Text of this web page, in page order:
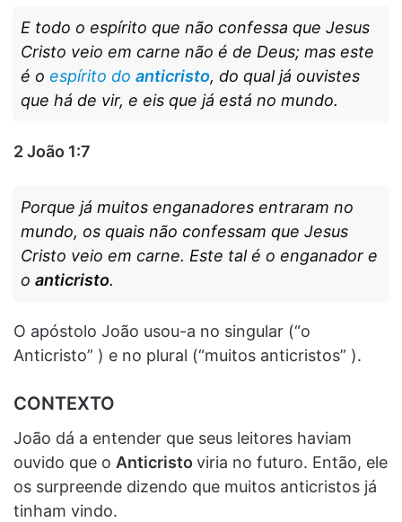
E todo o espírito que não confessa que Jesus
Cristo veio em carne não é de Deus; mas este
é o espírito do anticristo, do qual já ouvistes
que há de vir, e eis que já está no mundo.
2 João 1:7
Porque já muitos enganadores entraram no
mundo, os quais não confessam que Jesus
Cristo veio em carne. Este tal é o enganador e
o anticristo.
O apóstolo João usou-a no singular (“o
Anticristo” ) e no plural (“muitos anticristos” ).
CONTEXTO
João dá a entender que seus leitores haviam
ouvido que o Anticristo viria no futuro. Então, ele
os surpreende dizendo que muitos anticristos já
tinham vindo.